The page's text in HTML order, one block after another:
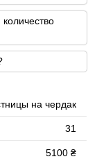
на чердак
31
5100 ₴